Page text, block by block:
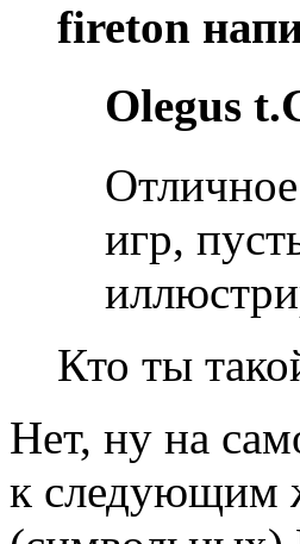
fireton
Olegus
игр,
Кто ты
Нет, ну на
к следующим